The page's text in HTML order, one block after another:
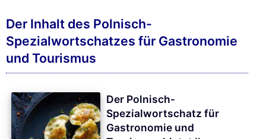
Der Inhalt des Polnisch-
Spezialwortschatzes für Gastronomie
und Tourismus
Der Polnisch-
Spezialwortschatz für
Gastronomie und